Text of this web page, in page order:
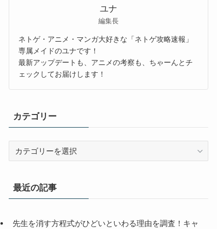
ユナ
編集長
ネトゲ・アニメ・マンガ大好きな「ネトゲ攻略速報」
専属メイドのユナです！
最新アップデートも、アニメの考察も、ちゃーんとチ
ェックしてお届けします！
カテゴリー
リ
最近の記事
先生を消す方程式がひどいといわる理由を調査！キャ